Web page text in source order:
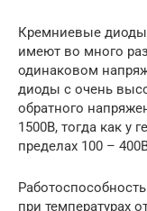
Кремниевые
имеют во много
одинаковом
диоды с очень
обратного
1500В, тогда как у
пределах 100 –
при температурах